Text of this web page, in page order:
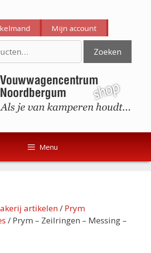
Mijn account
Zoeken
Menu
artikelen/ Prym
/ Prym – Zeilringen – Messing –